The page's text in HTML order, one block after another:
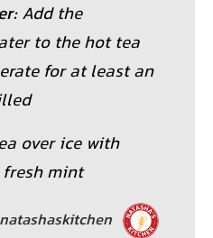
: Add the
to the hot tea
for at least an
over ice with
mint.
natashaskitchen​